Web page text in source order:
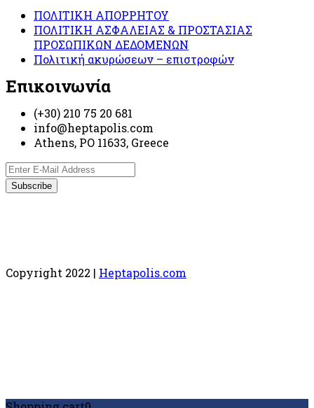
ΠΟΛΙΤΙΚΗ ΑΠΟΡΡΗΤΟΥ
ΠΟΛΙΤΙΚΗ ΑΣΦΑΛΕΙΑΣ & ΠΡΟΣΤΑΣΙΑΣ
ΠΡΟΣΩΠΙΚΩΝ ΔΕΔΟΜΕΝΩΝ
Πολιτική ακυρώσεων – επιστροφών
Επικοινωνία
(+30) 210 75 20 681
info@heptapolis.com
Athens, PO 11633, Greece
Copyright 2022 | Heptapolis.com